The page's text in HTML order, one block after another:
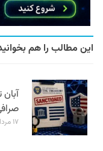
این مطالب را هم
۱۷ مرداد ۱۴۰۵